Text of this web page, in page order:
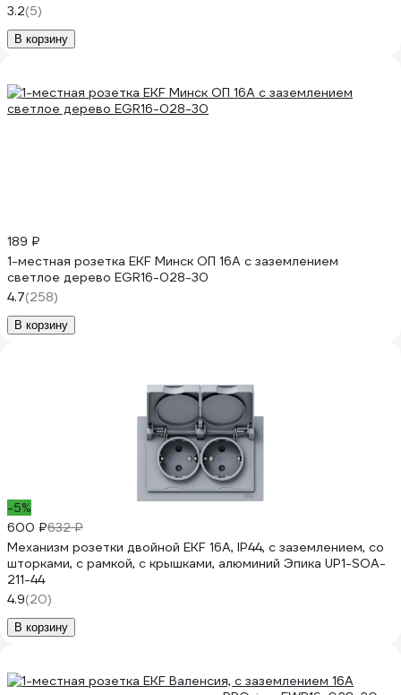
3.2(5)
В корзину
189 ₽
1-местная розетка EKF Минск ОП 16А с заземлением
светлое дерево EGR16-028-30
4.7(258)
В корзину
-5%
600 ₽632 ₽
Механизм розетки двойной EKF 16А, IP44, с заземлением, со
шторками, с рамкой, с крышками, алюминий Эпика UP1-SOA-
211-44
4.9(20)
В корзину